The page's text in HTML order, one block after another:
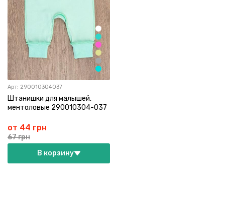
Арт: 290010304037
Штанишки для малышей,
ментоловые 290010304-037
от 44 грн
67 грн
В корзину